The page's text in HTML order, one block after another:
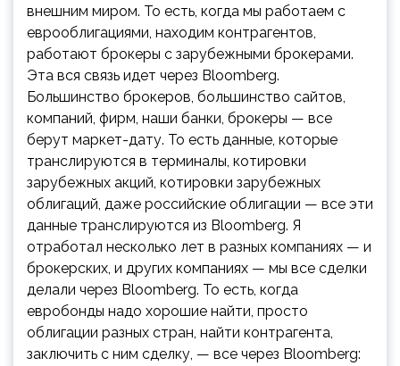
внешним миром. То есть, когда мы работаем с
еврооблигациями, находим контрагентов,
работают брокеры с зарубежными брокерами.
Эта вся связь идет через Bloomberg.
Большинство брокеров, большинство сайтов,
компаний, фирм, наши банки, брокеры — все
берут маркет-дату. То есть данные, которые
транслируются в терминалы, котировки
зарубежных акций, котировки зарубежных
облигаций, даже российские облигации — все эти
данные транслируются из Bloomberg. Я
отработал несколько лет в разных компаниях — и
брокерских, и других компаниях — мы все сделки
делали через Bloomberg. То есть, когда
евробонды надо хорошие найти, просто
облигации разных стран, найти контрагента,
заключить с ним сделку, — все через Bloomberg: